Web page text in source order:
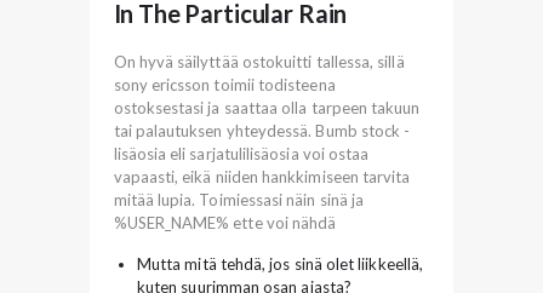
In The Particular Rain
On hyvä säilyttää ostokuitti tallessa, sillä
sony ericsson toimii todisteena
ostoksestasi ja saattaa olla tarpeen takuun
tai palautuksen yhteydessä. Bumb stock -
lisäosia eli sarjatulilisäosia voi ostaa
vapaasti, eikä niiden hankkimiseen tarvita
mitää lupia. Toimiessasi näin sinä ja
%USER_NAME% ette voi nähdä
Mutta mitä tehdä, jos sinä olet liikkeellä,
kuten suurimman osan ajasta?